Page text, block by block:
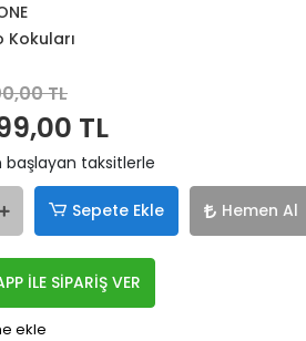
Kokuları
TL
TL
başlayan taksitlerle
Sepete Ekle Hemen Al
İLE SİPARİŞ VER
ekle